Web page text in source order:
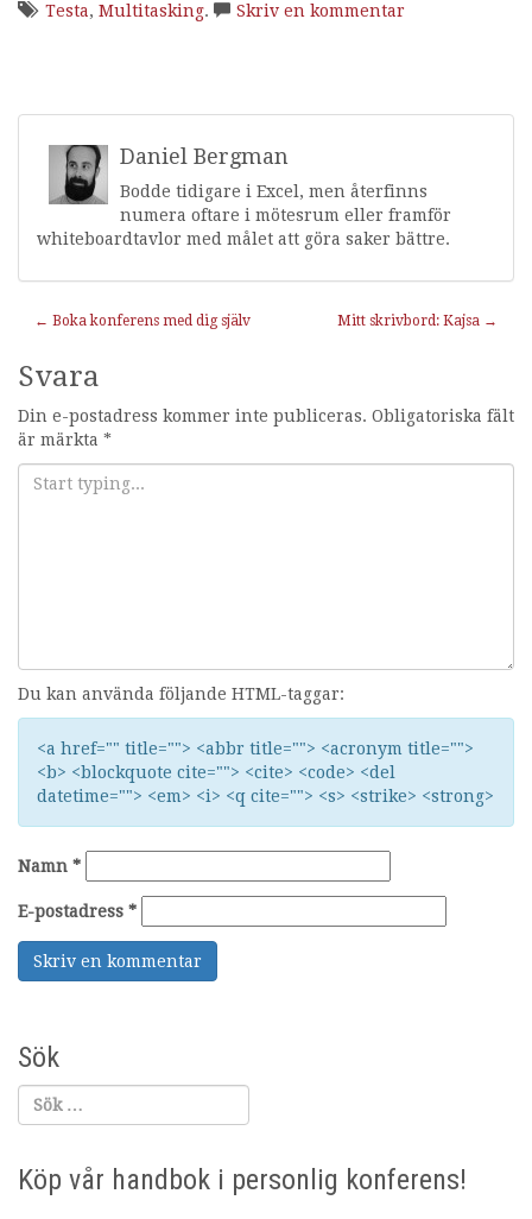
Testa, Multitasking. Skriv en kommentar
Daniel Bergman
Bodde tidigare i Excel, men återfinns
numera oftare i mötesrum eller framför
whiteboardtavlor med målet att göra saker bättre.
Inläggnavigering
← Boka konferens med dig själv Mitt skrivbord: Kajsa →
Svara
Din e-postadress kommer inte publiceras. Obligatoriska fält
är märkta *
Du kan använda följande HTML-taggar:
<a href="" title=""> <abbr title=""> <acronym title="">
<b> <blockquote cite=""> <cite> <code> <del
datetime=""> <em> <i> <q cite=""> <s> <strike> <strong>
Namn *
E-postadress *
Sök
Köp vår handbok i personlig konferens!